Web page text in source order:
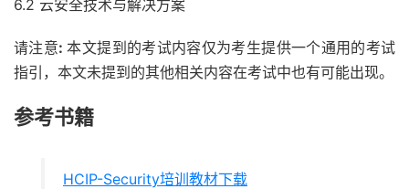
6.2 云安全技术与解决方案
请注意:本文提到的考试内容仅为考生提供一个通用的考试
指引，本文未提到的其他相关内容在考试中也有可能出现。
参考书籍
HCIP-Security培训教材下载